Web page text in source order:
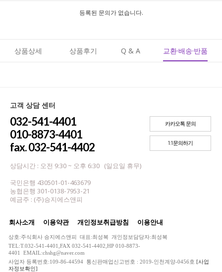
등록된 문의가 없습니다.
상품상세 상품후기 Q & A 교환·배송·반품
고객 상담 센터
032-541-4401
010-8873-4401
fax. 032-541-4402
상담시간 : 오전 9:30 ~ 오후 6:30 (일요일 휴무)
국민은행 430501-01-463679
농협은행 301-0138-7953-21
예금주 : (주)승지에스앤피
카카오톡 문의
1:1문의하기
회사소개 이용약관 개인정보취급방침 이용안내
상호:주식회사 승지에스앤피 대표:최성복 개인정보담당자:최성복
TEL:T.032-541-4401,FAX 032-541-4402,HP 010-8873-
4401 EMAIL:chshg@naver.com
사업자 등록번호:109-86-44594 통신판매업신고번호 : 2019-인천계양-0456호 [사업
자정보확인]